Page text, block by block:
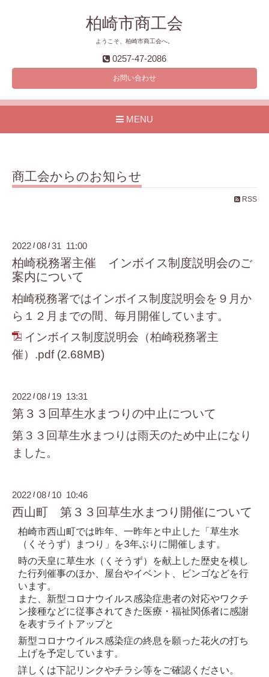
柏崎市商工会
ようこそ、柏崎市商工会へ。
0257-47-2086
お問い合わせ
MENU
商工会からのお知らせ
RSS
2022 /08 /31 11:00
柏崎税務署主催 インボイス制度説明会のご
案内について
柏崎税務署ではインボイス制度説明会を９月か
ら１２月までの間、毎月開催しています。
インボイス制度説明会（柏崎税務署主
催）.pdf(2.68MB)
2022 /08 / 19 13:31
第３３回草生水まつりの中止について
第３３回草生水まつりは雨天のため中止になり
ました。
2022 /08 / 10 10:46
西山町 第３３回草生水まつり開催について
柏崎市西山町では昨年、一昨年と中止した「草生水
（くそうず）まつり」を3年ぶりに開催します。
時の天皇に草生水（くそうず）を献上した歴史を模し
た行列催事のほか、屋台やイベント、ビンゴなどを行
います。
また、新型コロナウイルス感染症患者の対応やワクチ
ン接種などに従事されてきた医療・福祉関係者に感謝
を表すライトアップと
新型コロナウイルス感染症の終息を願った花火の打ち
上げを予定しています。
詳しくは下記リンクやチラシ等をご確認ください。